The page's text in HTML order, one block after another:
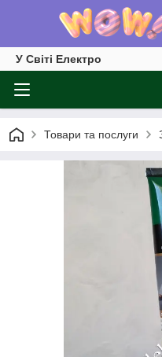
У Світі Електро
Товари та послуги